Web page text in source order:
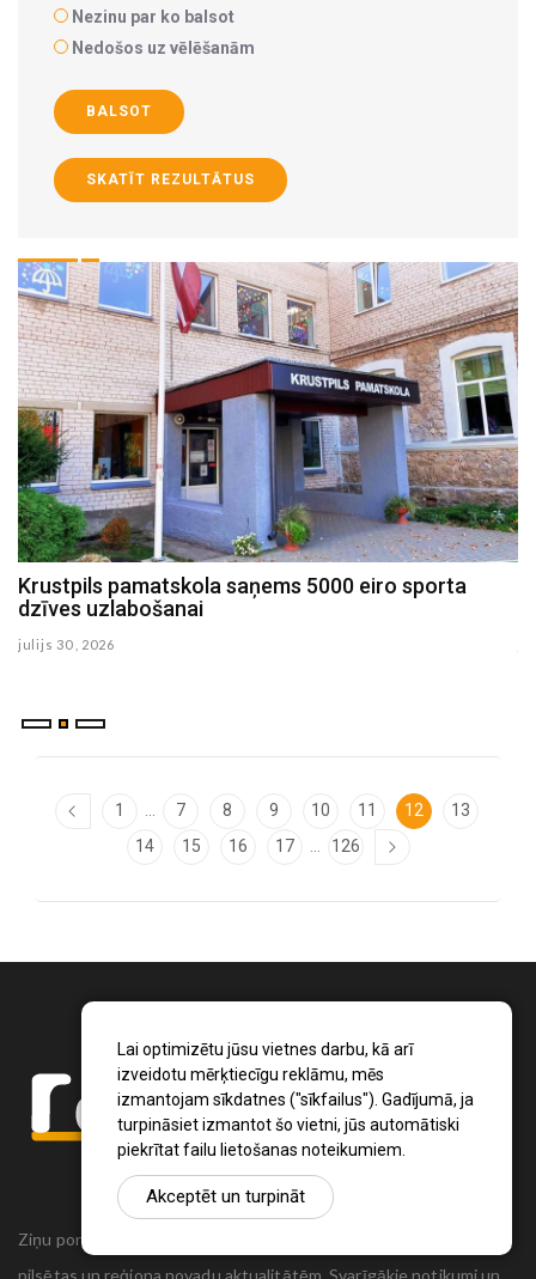
Lai optimizētu jūsu vietnes darbu, kā arī
izveidotu mērķtiecīgu reklāmu, mēs
izmantojam sīkdatnes ("sīkfailus"). Gadījumā, ja
turpināsiet izmantot šo vietni, jūs automātiski
piekrītat failu lietošanas noteikumiem.
Akceptēt un turpināt
Nezinu par ko balsot
Nedošos uz vēlēšanām
BALSOT
SKATĪT REZULTĀTUS
Jēkabpils Tautas namā piektdien notiks Andra
Grīnberga desmitās grāmatas atvēršanas svētki
julijs 29 , 2026
1 7 8 9 10 11 12
13
14
15 16 17 126
Ziņu portāls Radio1.lv ir informācija un diskusija par Jēkabpils
pilsētas un reģiona novadu aktualitātēm. Svarīgākie notikumi un